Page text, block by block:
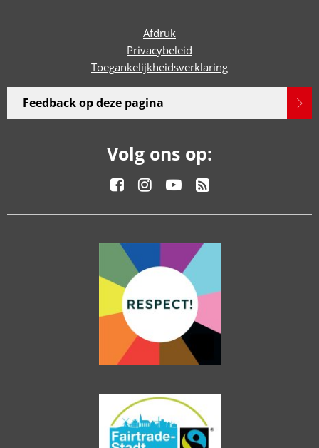
Afdruk
Privacybeleid
Toegankelijkheidsverklaring
Feedback op deze pagina
Volg ons op: